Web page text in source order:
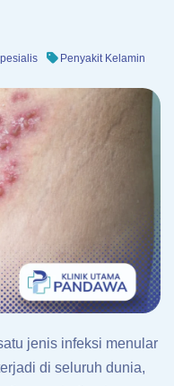
Penyakit Kelamin
jenis infeksi menular
di seluruh dunia,